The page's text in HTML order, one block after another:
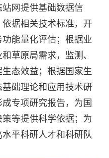
网提供基础数据信
据相关技术标准，开
能量化评估；根据业
草原局需求，监测、
态效益；根据国家生
础理论和应用技术研
专项研究报告，为国
等提供科学依据；为
平科研人才和科研队